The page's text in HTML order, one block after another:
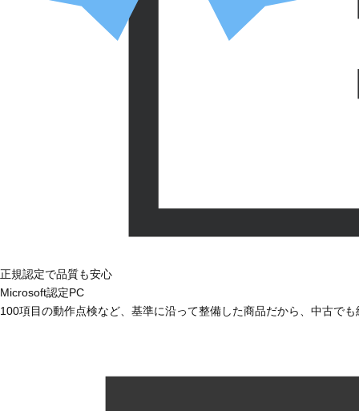
正規認定で品質も安心
Microsoft認定PC
100項目の動作点検など、基準に沿って整備した商品だから、中古で